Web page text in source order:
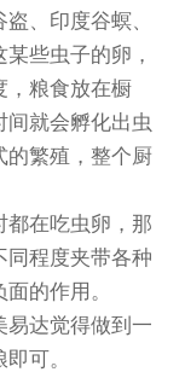
、印度谷螟、
些虫子的卵，
，粮食放在橱
间就会孵化出虫
的繁殖，整个厨
都在吃虫卵，那
同程度夹带各种
的作用。
易达觉得做到一
可。